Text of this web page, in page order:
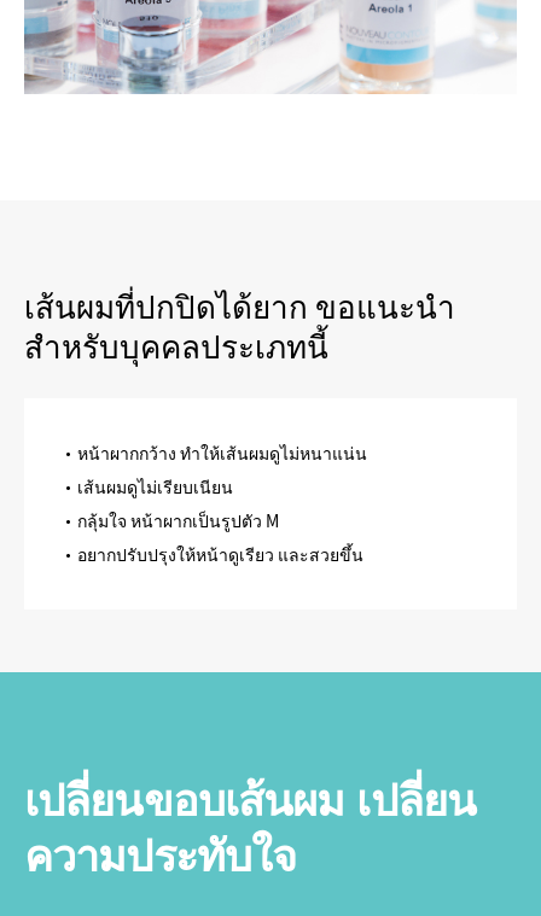
เส้นผมที่ปกปิดได้ยาก ขอแนะนำ
สำหรับบุคคลประเภทนี้
หน้าผากกว้าง ทำให้เส้นผมดูไม่หนาแน่น
เส้นผมดูไม่เรียบเนียน
กลุ้มใจ หน้าผากเป็นรูปตัว M
อยากปรับปรุงให้หน้าดูเรียว และสวยขึ้น
เปลี่ยนขอบเส้นผม เปลี่ยน
ความประทับใจ